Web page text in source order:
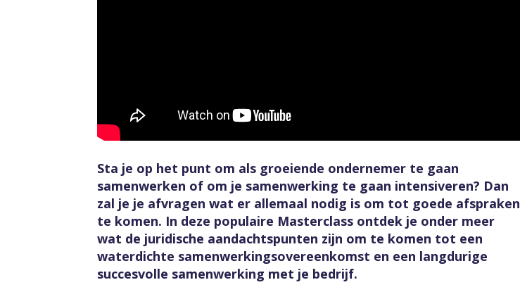
Sta je op het punt om als groeiende ondernemer te gaan
samenwerken of om je samenwerking te gaan intensiveren? Dan
zal je je afvragen wat er allemaal nodig is om tot goede afspraken
te komen. In deze populaire Masterclass ontdek je onder meer
wat de juridische aandachtspunten zijn om te komen tot een
waterdichte samenwerkingsovereenkomst en een langdurige
succesvolle samenwerking met je bedrijf.